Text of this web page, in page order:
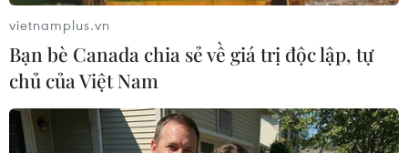
CLB Viettel chia tay HLV Lee Heung Sil
vietnamplus.vn
Bạn bè Canada chia sẻ về giá trị độc lập, tự
chủ của Việt Nam